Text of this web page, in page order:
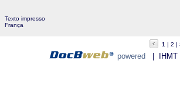
Texto impresso
França
1 2
powered | IHMT -